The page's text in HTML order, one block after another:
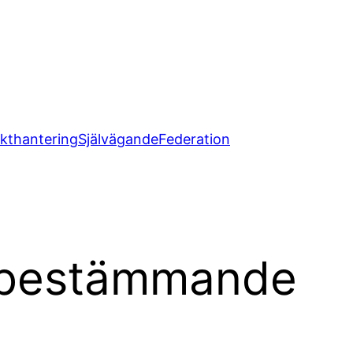
SjälvägandeFederation